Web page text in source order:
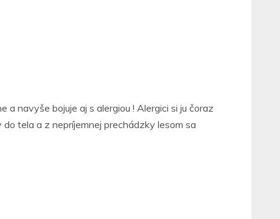
navyše bojuje aj s alergiou ! Alergici si ju čoraz
tela a z nepríjemnej prechádzky lesom sa